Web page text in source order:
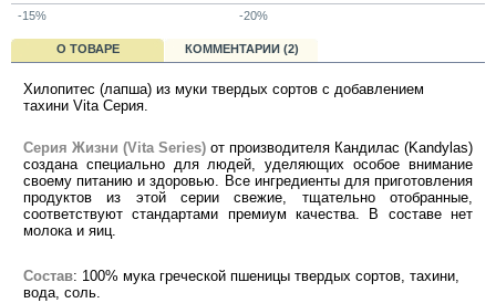
-15%
-20%
О ТОВАРЕ КОММЕНТАРИИ (2)
Хилопитес (лапша) из муки твердых сортов с добавлением
тахини Vita Серия.
Серия Жизни (Vita Series) от производителя Кандилас (Kandylas)
создана специально для людей, уделяющих особое внимание
своему питанию и здоровью. Все ингредиенты для приготовления
продуктов из этой серии свежие, тщательно отобранные,
соответствуют стандартами премиум качества. В составе нет
молока и яиц.
Состав: 100% мука греческой пшеницы твердых сортов, тахини,
вода, соль.